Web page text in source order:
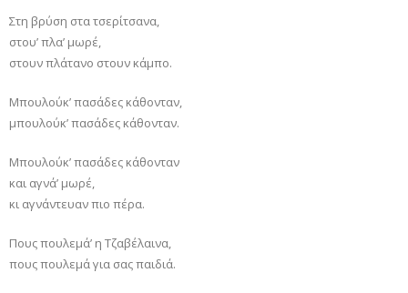
Στη βρύση στα τσερίτσανα,
στου’ πλα’ μωρέ,
στουν πλάτανο στουν κάμπο.
Μπουλούκ’ πασάδες κάθονταν,
μπουλούκ’ πασάδες κάθονταν.
Μπουλούκ’ πασάδες κάθονταν
και αγνά’ μωρέ,
κι αγνάντευαν πιο πέρα.
Πους πουλεμά’ η Τζαβέλαινα,
πους πουλεμά για σας παιδιά.